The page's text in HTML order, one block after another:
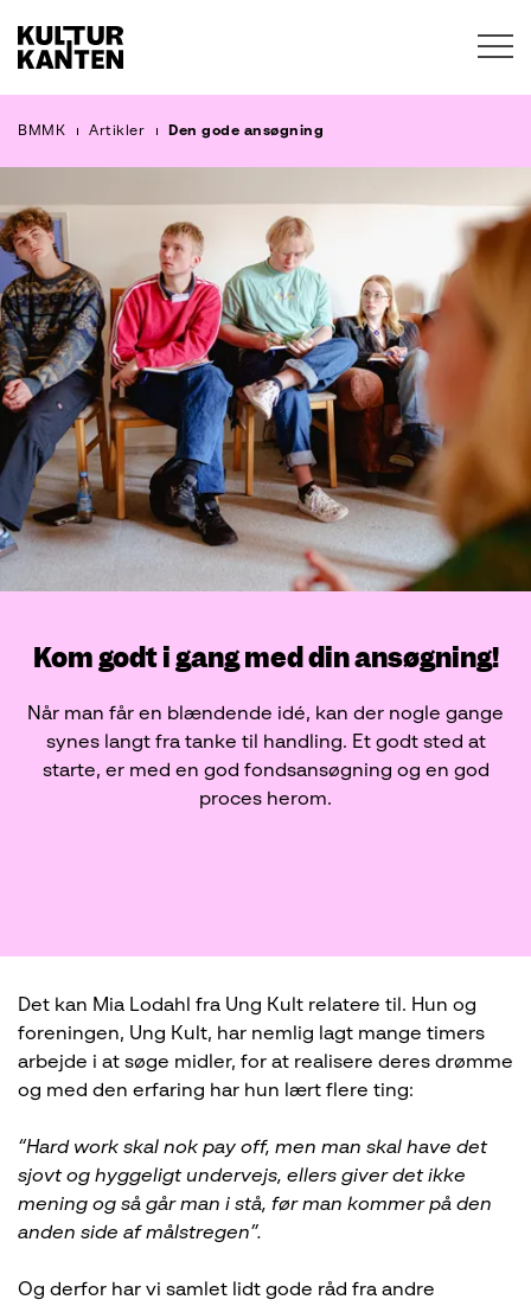
BMMK Artikler Den gode ansøgning
Kom godt i gang med din ansøgning!
Når man får en blændende idé, kan der nogle gange
synes langt fra tanke til handling. Et godt sted at
starte, er med en god fondsansøgning og en god
proces herom.
Det kan Mia Lodahl fra Ung Kult relatere til. Hun og
foreningen, Ung Kult, har nemlig lagt mange timers
arbejde i at søge midler, for at realisere deres drømme
og med den erfaring har hun lært flere ting:
“Hard work skal nok pay off, men man skal have det
sjovt og hyggeligt undervejs, ellers giver det ikke
mening og så går man i stå, før man kommer på den
anden side af målstregen”.
Og derfor har vi samlet lidt gode råd fra andre